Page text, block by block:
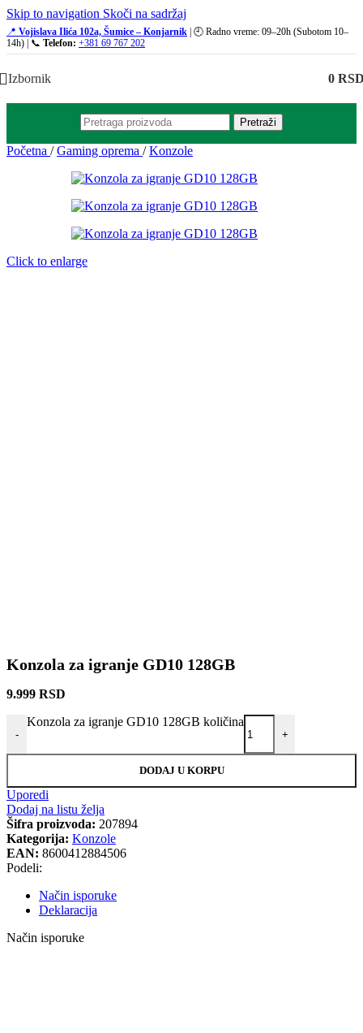
Skip to navigation Skoči na sadržaj
📍 Vojislava Ilića 102a, Šumice – Konjarnik | 🕘 Radno vreme: 09–20h (Subotom 10–
14h) | 📞 Telefon: +381 69 767 202
Izbornik 0
Pretraži
Početna / Gaming oprema / Konzole
Click to enlarge
Konzola za igranje GD10 128GB
9.999 RSD
-
Konzola za igranje GD10 128GB količina
+
DODAJ U KORPU
Uporedi
Dodaj na listu želja
Šifra proizvoda: 207894
Kategorija: Konzole
EAN: 8600412884506
Podeli:
Način isporuke
Deklaracija
Način isporuke